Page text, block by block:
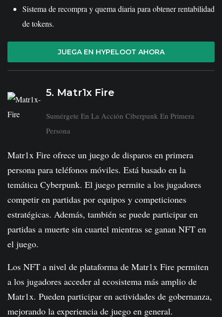
Sistema de recompra y quema diaria para obtener rentabilidad
de tokens.
JUEGA EN HYPELOOT AHORA
5. Matr1x Fire
Sumérgete En La Acción Ciberpunk En Primera
Persona
Matr1x Fire ofrece un juego de disparos en primera
persona para teléfonos móviles. Está basado en la
temática Cyberpunk. El juego permite a los jugadores
competir en partidas por equipos y competiciones
estratégicas. Además, también se puede participar en
partidas a muerte sin cuartel mientras se ganan NFT en
el juego.
Los NFT a nivel de plataforma de Matr1x Fire permiten
a los jugadores acceder al ecosistema más amplio de
Matr1x. Pueden participar en actividades de gobernanza,
mejorando la experiencia de juego en general.